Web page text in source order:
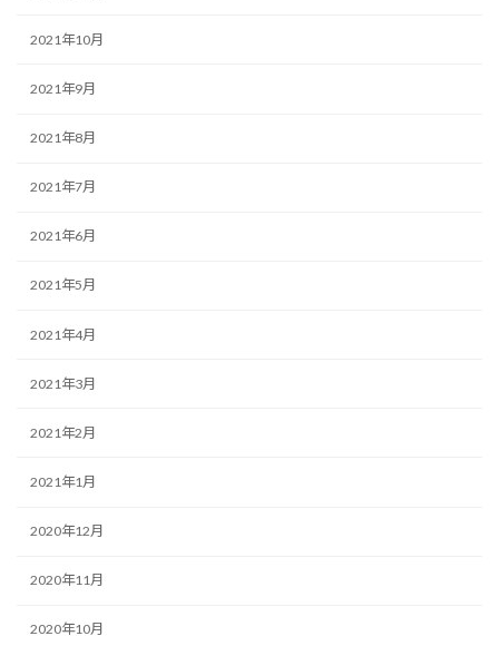
2021年10月
2021年9月
2021年8月
2021年7月
2021年6月
2021年5月
2021年4月
2021年3月
2021年2月
2021年1月
2020年12月
2020年11月
2020年10月